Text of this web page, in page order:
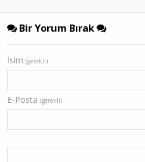
Bir Yorum Bırak
İsim (gerekli)
E-Posta (gerekli)